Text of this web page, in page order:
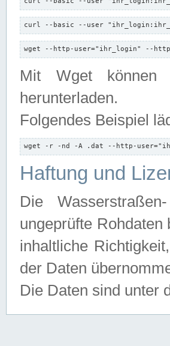
curl --basic --user
wget --http-user="ihr_login" --
Mit Wget können
herunterladen.
Folgendes Beispiel
wget -r -nd -A .dat --http-
Haftung und
Die
ungeprüfte
inhaltliche
der Daten
Die Daten sind unter